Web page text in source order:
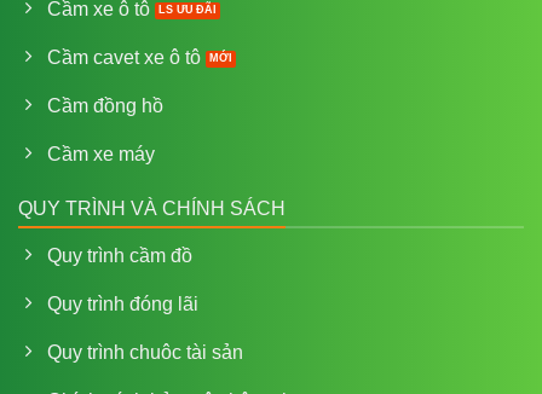
Cầm xe ô tô
Cầm cavet xe ô tô
Cầm đồng hồ
Cầm xe máy
QUY TRÌNH VÀ CHÍNH SÁCH
Quy trình cầm đồ
Quy trình đóng lãi
Quy trình chuôc tài sản